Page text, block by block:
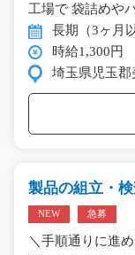
工場で 袋詰めや
長期（3ヶ月
時給1,300円
埼玉県児玉郡
製品の組立・
NEW 急募
＼手順通りに進